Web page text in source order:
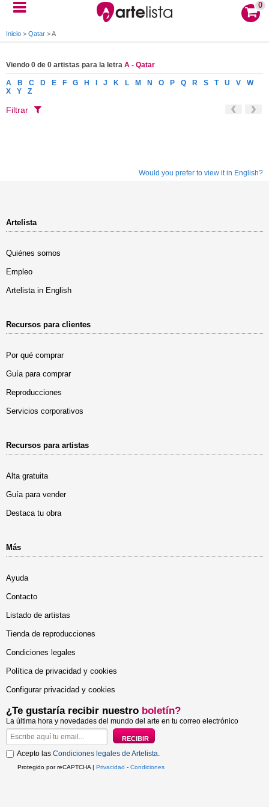
0
Inicio > Qatar >A
Viendo 0 de 0 artistas para la letra A - Qatar
A B C D E F G H J K L M N O P Q R S T U V
W
X
Y Z
Filtrar
Would you prefer to view it in English?
Artelista
Quiénes somos
Empleo
Artelista in English
Recursos para clientes
Por qué comprar
Guía para comprar
Reproducciones
Servicios corporativos
Recursos para artistas
Alta gratuita
Guía para vender
Destaca tu obra
Más
Ayuda
Contacto
Listado de artistas
Tienda de reproducciones
Condiciones legales
Política de privacidad y cookies
Configurar privacidad y cookies
¿Te gustaría recibir nuestro boletín?
La última hora y novedades del mundo del arte en tu correo electrónico
Acepto las Condiciones legales de Artelista.
Protegido por reCAPTCHA | Privacidad - Condiciones